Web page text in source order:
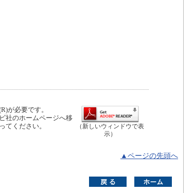
が必要です。
社のホームページへ移
てください。
（新しいウィンドウで表
示）
▲ページの先頭へ